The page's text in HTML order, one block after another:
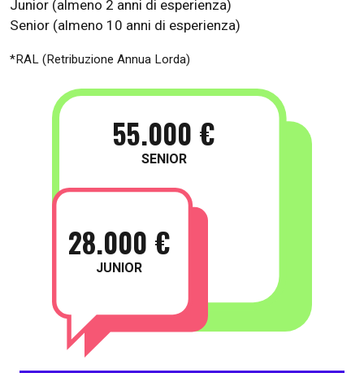
Junior (almeno 2 anni di esperienza)
Senior (almeno 10 anni di esperienza)
*RAL (Retribuzione Annua Lorda)
28.000 €
JUNIOR
55.000 €
SENIOR